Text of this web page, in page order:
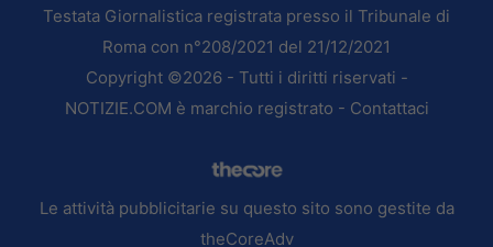
Testata Giornalistica registrata presso il Tribunale di
Roma con n°208/2021 del 21/12/2021
Copyright ©2026 - Tutti i diritti riservati -
NOTIZIE.COM è marchio registrato - Contattaci
Le attività pubblicitarie su questo sito sono gestite da
theCoreAdv